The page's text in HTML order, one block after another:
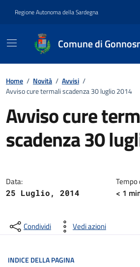
Regione Autonoma della Sardegna
Comune di
Home / Novità / Avvisi /
Avviso cure termali scadenza 30 luglio 2014
Avviso cure
scadenza 30
Data:
25 Luglio, 2014
Tempo
< 1
Condividi Vedi azioni
INDICE DELLA PAGINA